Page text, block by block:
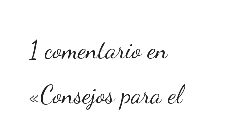
1 comentario en
«Consejos para el